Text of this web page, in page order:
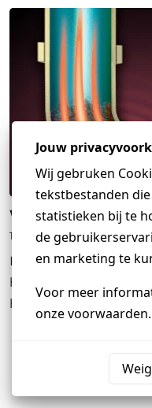
Wat te doen bij een
17 maart 2025
Een verstopte afvoer
hinder in je huis. Het
handelen om verdere